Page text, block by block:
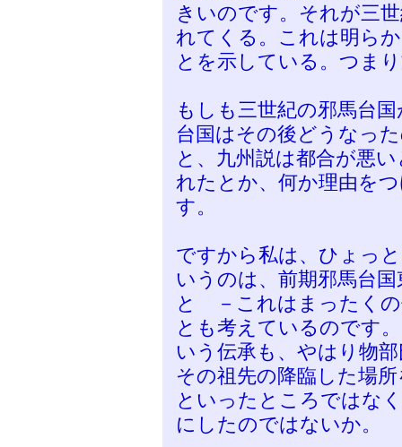
きいのです。それが三
れてくる。これは明ら
とを示している。つま
もしも三世紀の邪馬台
台国はその後どうなっ
と、九州説は都合が悪
れたとか、何か理由を
す。
ですから私は、ひょっ
いうのは、前期邪馬台
と －これはまったく
とも考えているのです
いう伝承も、やはり物
その祖先の降臨した場
といったところではな
にしたのではないか。